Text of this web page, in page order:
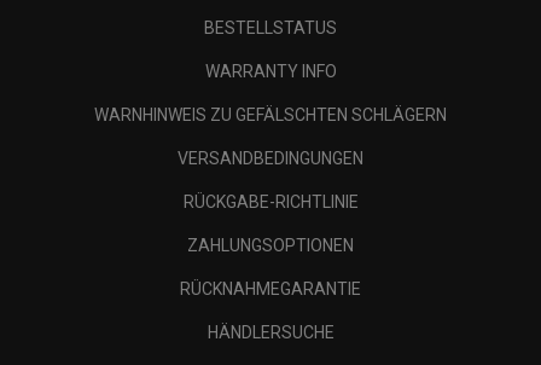
BESTELLSTATUS
WARRANTY INFO
WARNHINWEIS ZU GEFÄLSCHTEN SCHLÄGERN
VERSANDBEDINGUNGEN
RÜCKGABE-RICHTLINIE
ZAHLUNGSOPTIONEN
RÜCKNAHMEGARANTIE
HÄNDLERSUCHE